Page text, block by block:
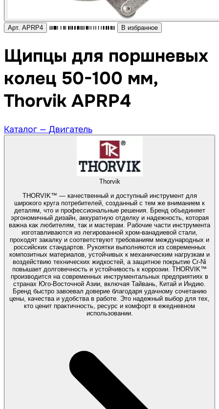
Арт. APRP4 В избранное
Щипцы для поршневых
колец 50-100 мм,
Thorvik APRP4
Каталог — Двигатель
Thorvik
THORVIK™ — качественный и доступный инструмент для
широкого круга потребителей, созданный с тем же вниманием к
деталям, что и профессиональные решения. Бренд объединяет
эргономичный дизайн, аккуратную отделку и надежность, которая
важна как любителям, так и мастерам. Рабочие части инструмента
изготавливаются из легированной хром-ванадиевой стали,
проходят закалку и соответствуют требованиям международных и
российских стандартов. Рукоятки выполняются из современных
композитных материалов, устойчивых к механическим нагрузкам и
воздействию технических жидкостей, а защитное покрытие Cr-Ni
повышает долговечность и устойчивость к коррозии. THORVIK™
производится на современных инструментальных предприятиях в
странах Юго-Восточной Азии, включая Тайвань, Китай и Индию.
Бренд быстро завоевал доверие благодаря удачному сочетанию
цены, качества и удобства в работе. Это надежный выбор для тех,
кто ценит практичность, ресурс и комфорт в ежедневном
использовании.